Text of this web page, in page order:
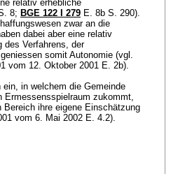
relativ erhebliche
8; BGE 122 I 279 E. 8b S. 290).
zwar an die
dabei aber eine relativ
des Verfahrens, der
somit Autonomie (vgl.
vom 12. Oktober 2001 E. 2b).
in welchem die Gemeinde
Ermessensspielraum zukommt,
ihre eigene Einschätzung
vom 6. Mai 2002 E. 4.2).